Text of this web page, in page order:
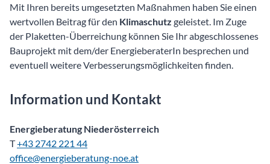
Mit Ihren bereits umgesetzten Maßnahmen haben Sie einen
wertvollen Beitrag für den Klimaschutz geleistet. Im Zuge
der Plaketten-Überreichung können Sie Ihr abgeschlossenes
Bauprojekt mit dem/der EnergieberaterIn besprechen und
eventuell weitere Verbesserungsmöglichkeiten finden.
Information und Kontakt
Energieberatung Niederösterreich
T+43 2742 221 44
office@energieberatung-noe.at